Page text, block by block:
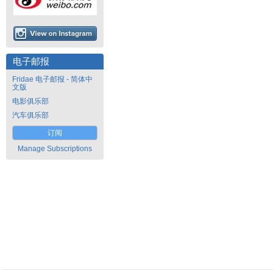
电子邮报
Fridae 电子邮报 - 简体中
文版
电影俱乐部
汽车俱乐部
订阅
Manage Subscriptions